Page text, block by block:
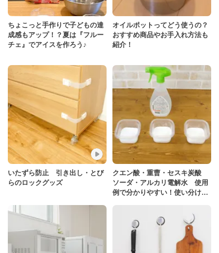
ちょこっと手作りで子どもの達
成感もアップ！？夏は『フルー
チェ』でアイスを作ろう♪
オイルポットってどう使うの？
おすすめ商品やお手入れ方法も
紹介！
いたずら防止 引き出し・とび
らのロックグッズ
クエン酸・重曹・セスキ炭酸
ソーダ・アルカリ電解水 使用
例で分かりやすい！使い分けテ